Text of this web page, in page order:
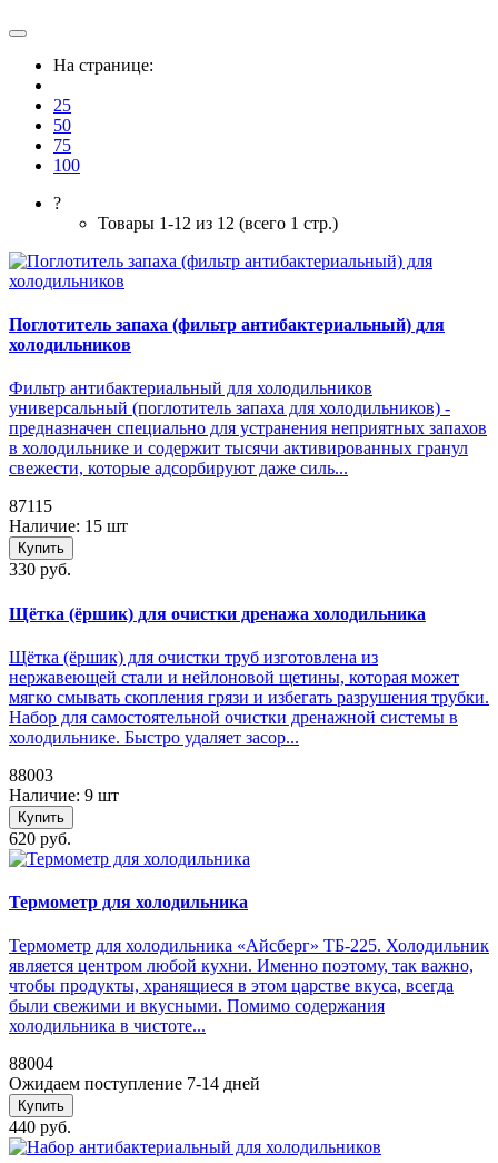
На странице:
25
50
75
100
?
Товары 1-12 из 12 (всего 1 стр.)
Поглотитель запаха (фильтр антибактериальный) для
холодильников
Фильтр антибактериальный для холодильников
универсальный (поглотитель запаха для холодильников) -
предназначен специально для устранения неприятных запахов
в холодильнике и содержит тысячи активированных гранул
свежести, которые адсорбируют даже силь...
87115
Наличие: 15 шт
Купить
330 руб.
Щётка (ёршик) для очистки дренажа холодильника
Щётка (ёршик) для очистки труб изготовлена из
нержавеющей стали и нейлоновой щетины, которая может
мягко смывать скопления грязи и избегать разрушения трубки.
Набор для самостоятельной очистки дренажной системы в
холодильнике. Быстро удаляет засор...
88003
Наличие: 9 шт
Купить
620 руб.
Термометр для холодильника
Термометр для холодильника «Айсберг» ТБ-225. Холодильник
является центром любой кухни. Именно поэтому, так важно,
чтобы продукты, хранящиеся в этом царстве вкуса, всегда
были свежими и вкусными. Помимо содержания
холодильника в чистоте...
88004
Ожидаем поступление 7-14 дней
Купить
440 руб.